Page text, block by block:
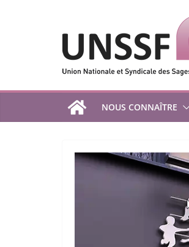
NOUS CONNAÎTRE